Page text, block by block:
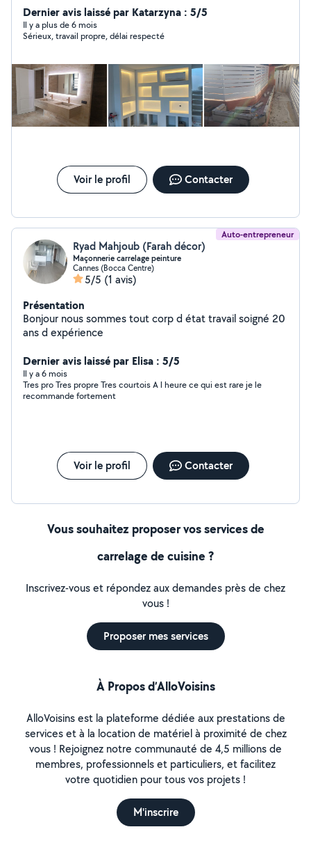
Dernier avis laissé par Katarzyna : 5/5
Il y a plus de 6 mois
Sérieux, travail propre, délai respecté
Voir le profil Contacter
Auto-entrepreneur
Ryad Mahjoub (Farah décor)
Maçonnerie carrelage peinture
Cannes (Bocca Centre)
5/5 (1 avis)
Présentation
Bonjour nous sommes tout corp d état travail soigné 20
ans d expérience
Dernier avis laissé par Elisa : 5/5
Il y a 6 mois
Tres pro Tres propre Tres courtois A l heure ce qui est rare je le
recommande fortement
Voir le profil Contacter
Vous souhaitez proposer vos services de
carrelage de cuisine ?
Inscrivez-vous et répondez aux demandes près de chez
vous !
Proposer mes services
À Propos d’AlloVoisins
AlloVoisins est la plateforme dédiée aux prestations de
services et à la location de matériel à proximité de chez
vous ! Rejoignez notre communauté de 4,5 millions de
membres, professionnels et particuliers, et facilitez
votre quotidien pour tous vos projets !
M'inscrire